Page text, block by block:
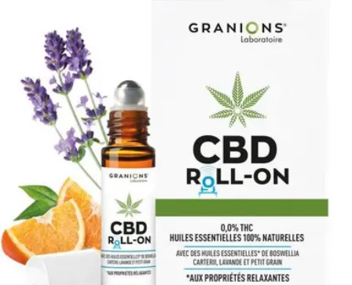
Achat et qualité
Achat UtilisationTendances CBD
Mon CBD Pro